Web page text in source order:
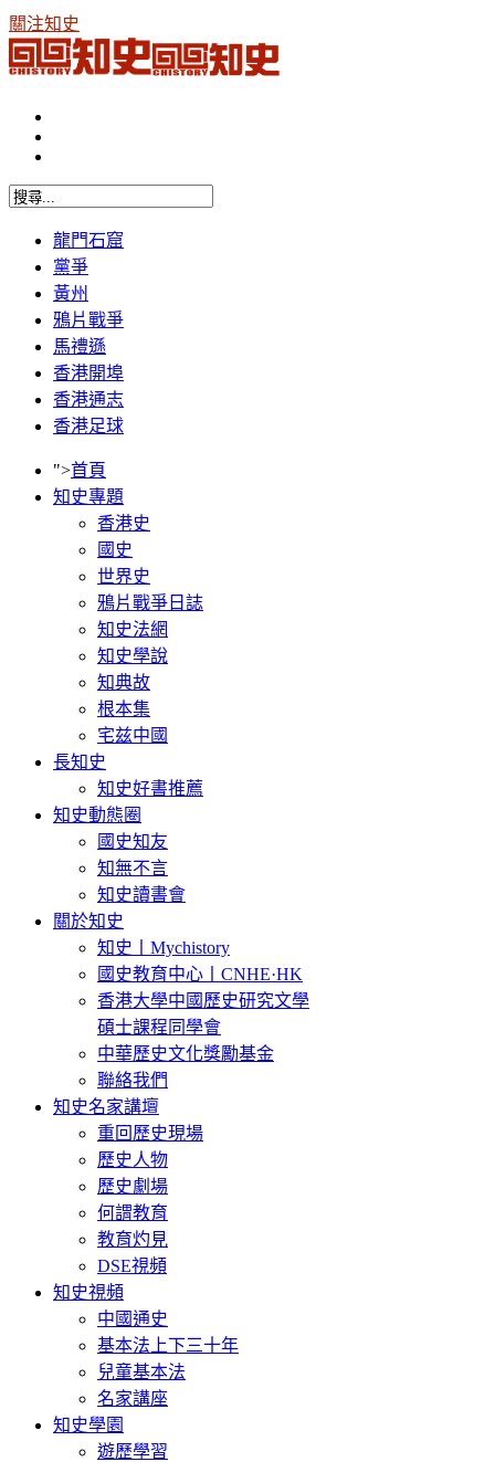
關注知史
龍門石窟
黨爭
黃州
鴉片戰爭
馬禮遜
香港開埠
香港通志
香港足球
">首頁
知史專題
香港史
國史
世界史
鴉片戰爭日誌
知史法網
知史學說
知典故
根本集
宅兹中國
長知史
知史好書推薦
知史動態圈
國史知友
知無不言
知史讀書會
關於知史
知史丨Mychistory
國史教育中心丨CNHE·HK
香港大學中國歷史研究文學
碩士課程同學會
中華歷史文化獎勵基金
聯絡我們
知史名家講壇
重回歷史現場
歷史人物
歷史劇場
何謂教育
教育灼見
DSE視頻
知史視頻
中國通史
基本法上下三十年
兒童基本法
名家講座
知史學園
遊歷學習